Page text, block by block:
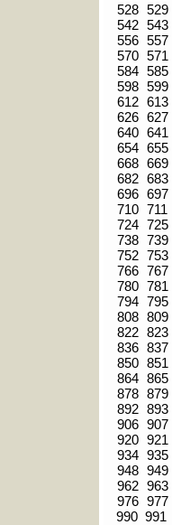
528 529
542 543
556 557
570 571
584 585
598 599
612 613
626 627
640 641
654 655
668 669
682 683
696 697
710 711
724 725
738 739
752 753
766 767
780 781
794 795
808 809
822 823
836 837
850 851
864 865
878 879
892 893
906 907
920 921
934 935
948 949
962 963
976 977
990 991